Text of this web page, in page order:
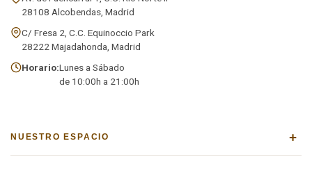
28108 Alcobendas, Madrid
C/ Fresa 2, C.C. Equinoccio Park
28222 Majadahonda, Madrid
Horario:Lunes a Sábado
de 10:00h a 21:00h
NUESTRO ESPACIO +